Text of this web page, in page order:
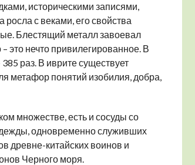
историческими записями,
с веками, его свойства
Блестящий металл завоевал
это нечто привилегированное. В
раз. В иврите существует
метафор понятий изобилия, добра,
множестве, есть и сосуды со
одновременно служивших
древне-китайских воинов и
Черного моря.